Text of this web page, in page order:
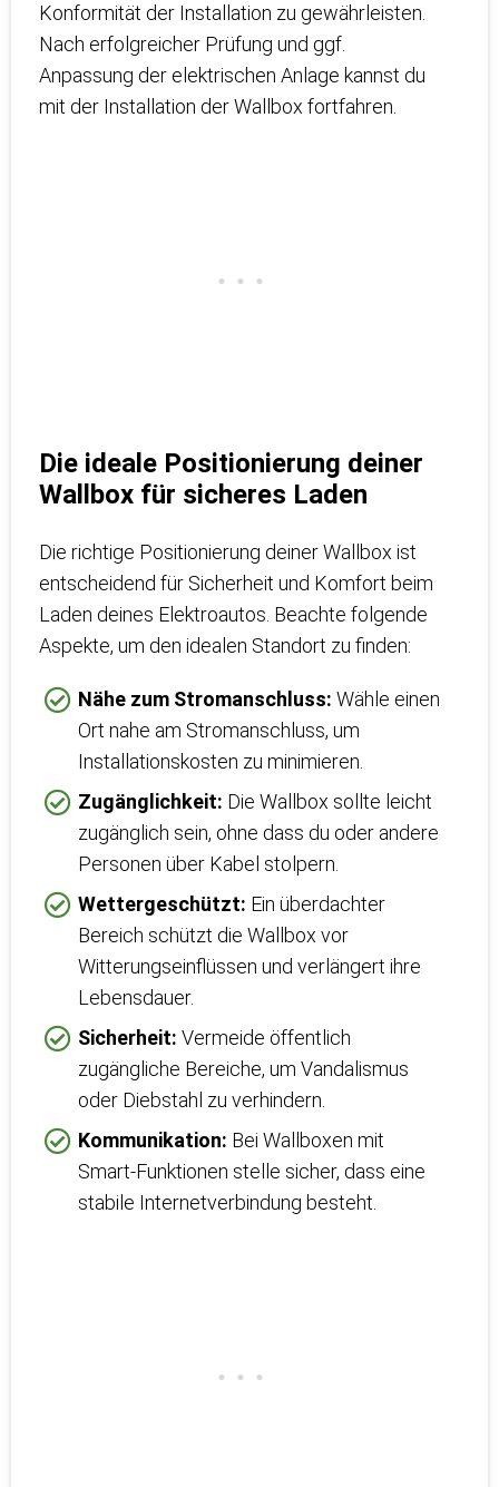
Konformität der Installation zu gewährleisten.
Nach erfolgreicher Prüfung und ggf.
Anpassung der elektrischen Anlage kannst du
mit der Installation der Wallbox fortfahren.
Die ideale Positionierung deiner
Wallbox für sicheres Laden
Die richtige Positionierung deiner Wallbox ist
entscheidend für Sicherheit und Komfort beim
Laden deines Elektroautos. Beachte folgende
Aspekte, um den idealen Standort zu finden:
Nähe zum Stromanschluss: Wähle einen
Ort nahe am Stromanschluss, um
Installationskosten zu minimieren.
Zugänglichkeit: Die Wallbox sollte leicht
zugänglich sein, ohne dass du oder andere
Personen über Kabel stolpern.
Wettergeschützt: Ein überdachter
Bereich schützt die Wallbox vor
Witterungseinflüssen und verlängert ihre
Lebensdauer.
Sicherheit: Vermeide öffentlich
zugängliche Bereiche, um Vandalismus
oder Diebstahl zu verhindern.
Kommunikation: Bei Wallboxen mit
Smart-Funktionen stelle sicher, dass eine
stabile Internetverbindung besteht.